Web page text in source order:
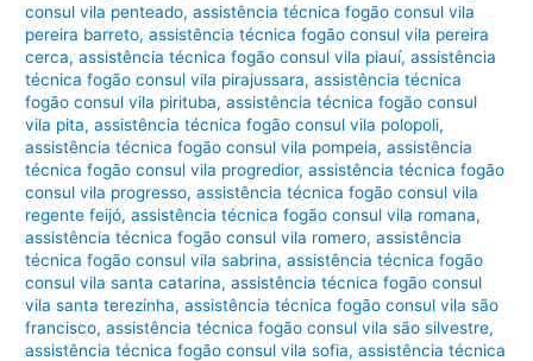
consul vila penteado,assistência técnica fogão consul vila
pereira barreto,assistência técnica fogão consul vila pereira
cerca,assistência técnica fogão consul vila piauí,assistência
técnica fogão consul vila pirajussara,assistência técnica
fogão consul vila pirituba,assistência técnica fogão consul
vila pita,assistência técnica fogão consul vila polopoli,
assistência técnica fogão consul vila pompeia,assistência
técnica fogão consul vila progredior,assistência técnica fogão
consul vila progresso,assistência técnica fogão consul vila
regente feijó,assistência técnica fogão consul vila romana,
assistência técnica fogão consul vila romero,assistência
técnica fogão consul vila sabrina,assistência técnica fogão
consul vila santa catarina,assistência técnica fogão consul
vila santa terezinha,assistência técnica fogão consul vila são
francisco,assistência técnica fogão consul vila são silvestre,
assistência técnica fogão consul vila sofia,assistência técnica